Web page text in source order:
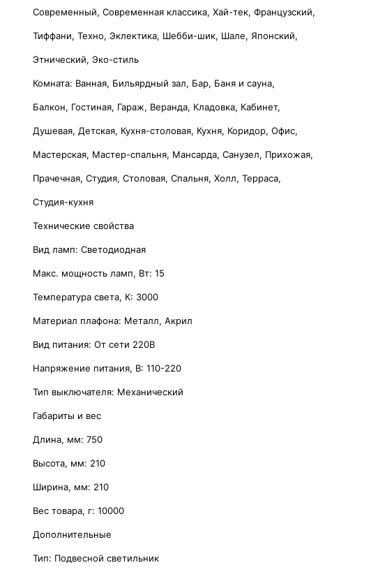
Современный, Современная классика, Хай-тек, Французский,
Тиффани, Техно, Эклектика, Шебби-шик, Шале, Японский,
Этнический, Эко-стиль
Комната: Ванная, Бильярдный зал, Бар, Баня и сауна,
Балкон, Гостиная, Гараж, Веранда, Кладовка, Кабинет,
Душевая, Детская, Кухня-столовая, Кухня, Коридор, Офис,
Мастерская, Мастер-спальня, Мансарда, Санузел, Прихожая,
Прачечная, Студия, Столовая, Спальня, Холл, Терраса,
Студия-кухня
Технические свойства
Вид ламп: Светодиодная
Макс. мощность ламп, Вт: 15
Температура света, К: 3000
Материал плафона: Металл, Акрил
Вид питания: От сети 220В
Напряжение питания, В: 110-220
Тип выключателя: Механический
Габариты и вес
Длина, мм: 750
Высота, мм: 210
Ширина, мм: 210
Вес товара, г: 10000
Дополнительные
Тип: Подвесной светильник